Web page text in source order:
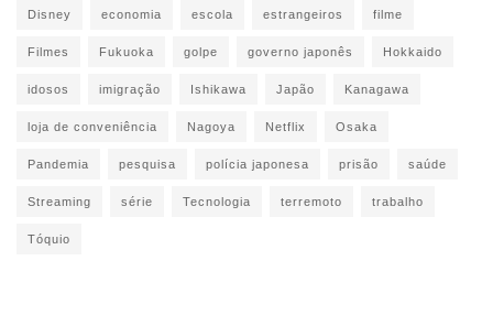
Disney economia escola estrangeiros filme
Filmes Fukuoka golpe governo japonês Hokkaido
idosos imigração Ishikawa Japão Kanagawa
loja de conveniência Nagoya Netflix Osaka
Pandemia pesquisa polícia japonesa prisão saúde
Streaming série Tecnologia terremoto trabalho
Tóquio